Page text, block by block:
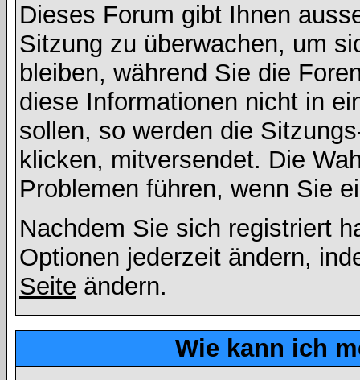
Dieses Forum gibt Ihnen
Sitzung zu überwachen, um
bleiben, während Sie die
diese Informationen nicht in
sollen, so werden die
klicken, mitversendet. Die
Problemen führen, wenn Sie
Nachdem Sie sich registriert
Optionen jederzeit ändern,
Seite ändern.
Wie kann ich